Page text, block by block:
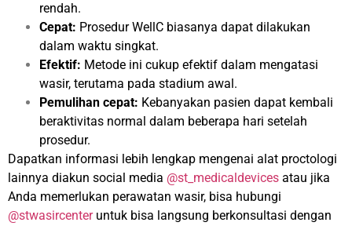
rendah.
Cepat: Prosedur WellC biasanya dapat dilakukan
dalam waktu singkat.
Efektif: Metode ini cukup efektif dalam mengatasi
wasir, terutama pada stadium awal.
Pemulihan cepat: Kebanyakan pasien dapat kembali
beraktivitas normal dalam beberapa hari setelah
prosedur.
Dapatkan informasi lebih lengkap mengenai alat proctologi
lainnya diakun social media @st_medicaldevices atau jika
Anda memerlukan perawatan wasir, bisa hubungi
@stwasircenteruntuk bisa langsung berkonsultasi dengan